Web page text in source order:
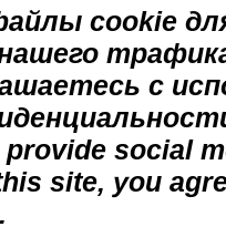
cookie
с
social
site, you
.